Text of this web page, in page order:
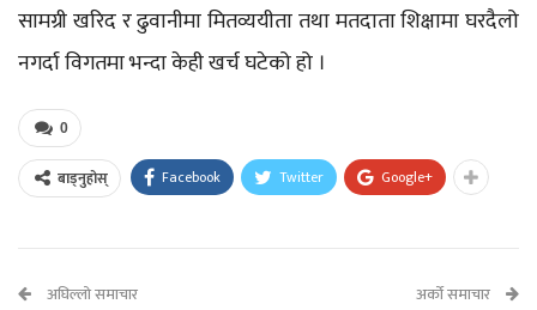
सामग्री खरिद र ढुवानीमा मितव्ययीता तथा मतदाता शिक्षामा घरदैलो
नगर्दा विगतमा भन्दा केही खर्च घटेको हो ।
0
बाड्नुहोस् Facebook Twitter Google+
अघिल्लो समाचार अर्को समाचार